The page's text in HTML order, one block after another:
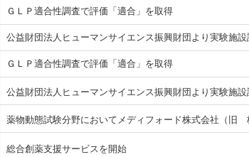
ＧＬＰ適合性調査で評価「適合」を取得
公益財団法人ヒューマンサイエンス振興財団より実験施設
ＧＬＰ適合性調査で評価「適合」を取得
公益財団法人ヒューマンサイエンス振興財団より実験施設
薬物動態試験分野においてメディフォード株式会社（旧
総合創薬支援サービスを開始